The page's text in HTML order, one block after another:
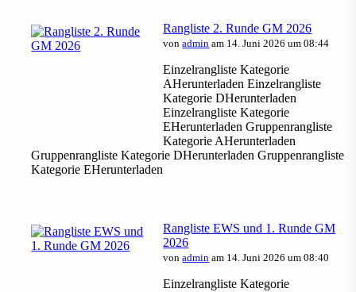
Rangliste 2. Runde GM 2026
vonadmin am 14. Juni 2026 um 08:44
Einzelrangliste Kategorie
AHerunterladen Einzelrangliste
Kategorie DHerunterladen
Einzelrangliste Kategorie
EHerunterladen Gruppenrangliste
Kategorie AHerunterladen
Gruppenrangliste Kategorie DHerunterladen Gruppenrangliste
Kategorie EHerunterladen
Rangliste EWS und 1. Runde GM
2026
vonadmin am 14. Juni 2026 um 08:40
Einzelrangliste Kategorie